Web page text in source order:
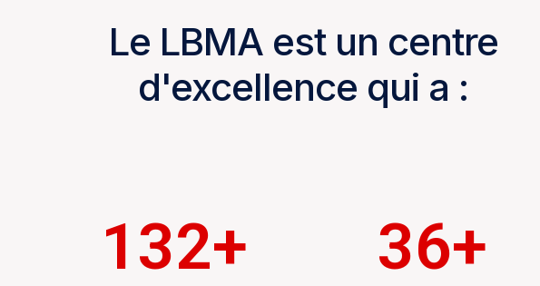
Le LBMA est un centre
d'excellence qui a :
132+ 36+